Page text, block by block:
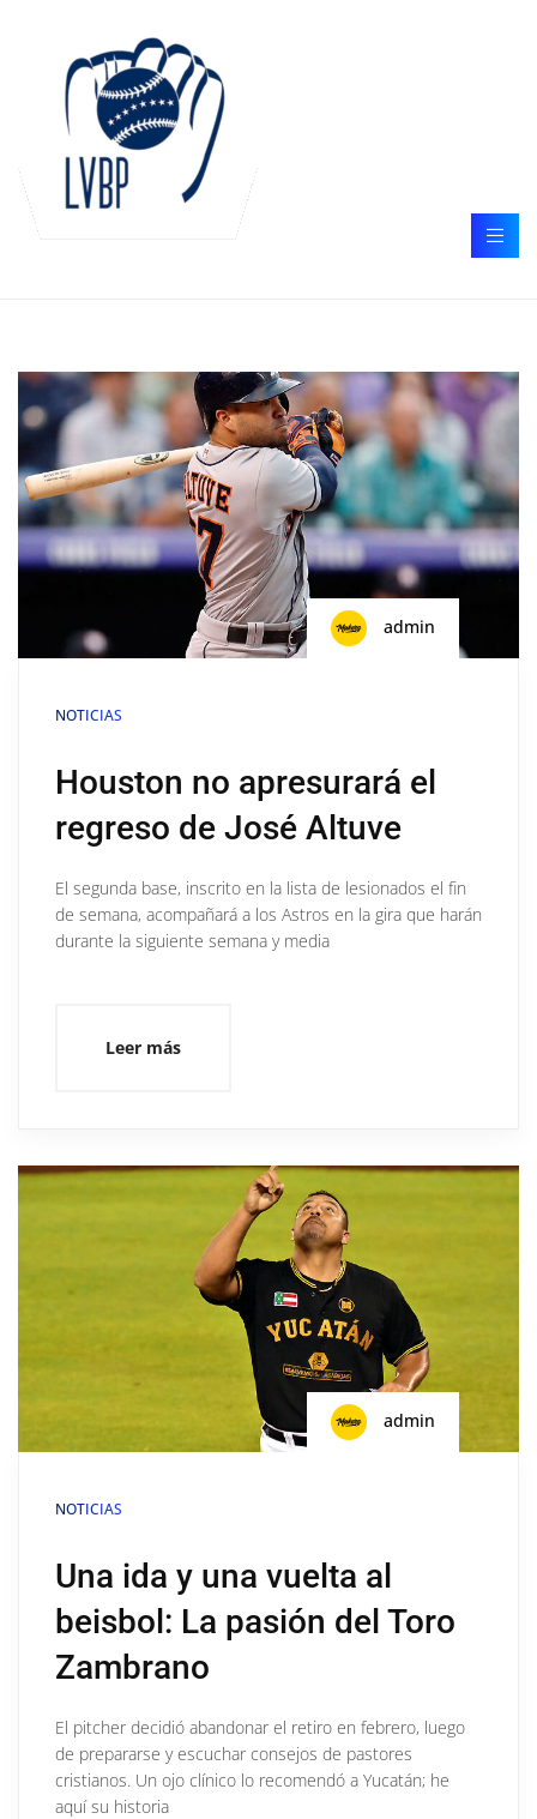
admin
NOTICIAS
Houston no apresurará el
regreso de José Altuve
El segunda base, inscrito en la lista de lesionados el fin
de semana, acompañará a los Astros en la gira que harán
durante la siguiente semana y media
Leer más
admin
NOTICIAS
Una ida y una vuelta al
beisbol: La pasión del Toro
Zambrano
El pitcher decidió abandonar el retiro en febrero, luego
de prepararse y escuchar consejos de pastores
cristianos. Un ojo clínico lo recomendó a Yucatán; he
aquí su historia